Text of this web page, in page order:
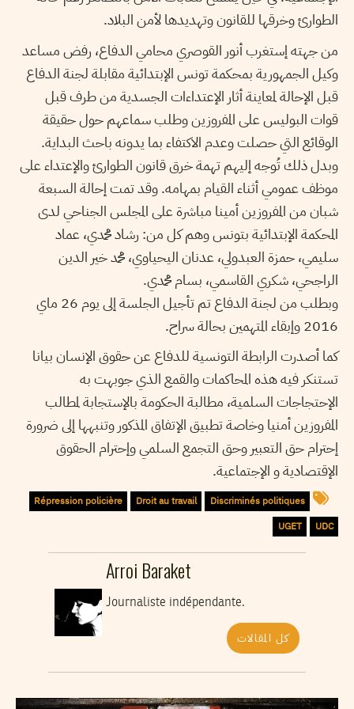
الطوارئ وخرقها للقانون وتهديدها لأمن البلاد.
من جهته إستغرب أنور القوصري محامي الدفاع، رفض مساعد
وكيل الجمهورية بمحكمة تونس الإبتدائية مقابلة لجنة الدفاع
قبل الإحالة لمعاينة أثار الإعتداءات الجسدية من طرف قبل
قوات البوليس على المفروزين وطلب سماعهم حول حقيقة
الوقائع التي حصلت وعدم الاكتفاء بما يدونه باحث البداية.
وبدل ذلك تُوجه إليهم تهمة خرق قانون الطوارئ والإعتداء على
موظف عمومي أثناء القيام بمهامه. وقد تمت إحالة السبعة
شبان من المفروزين أمينا مباشرة على المجلس الجناحي لدى
المحكمة الإبتدائية بتونس وهم كل من: رشاد محمدي، عماد
سليمي، حمزة العبدولي، عدنان اليحياوي، محمد خير الدين
الراجحي، شكري القاسمي، بسام محمدي.
وبطلب من لجنة الدفاع تم تأجيل الجلسة إلى يوم 26 ماي
2016 وإبقاء المتهمين بحالة سراح.
كما أصدرت الرابطة التونسية للدفاع عن حقوق الإنسان بيانا
تستنكر فيه هذه المحاكمات والقمع الذي جوبهت به
الإحتجاجات السلمية، مطالبة الحكومة بالإستجابة لمطالب
المفروزين أمنيا وخاصة تطبيق الإتفاق المذكور وتنبهها إلى ضرورة
إحترام حق التعبير وحق التجمع السلمي وإحترام الحقوق
الإقتصادية و الإجتماعية.
Discriminés politiques
Droit au travail
Répression policière
UDC
UGET
Arroi Baraket
Journaliste indépendante.
كل المقالات